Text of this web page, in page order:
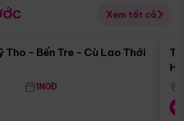
Xem tất cả
Điểm nổi bật
Tho - Bến Tre - Cù Lao Thới
1N0Đ